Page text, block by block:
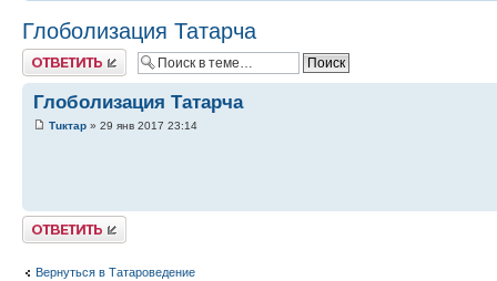
Глоболизация Татарча
Ответить
Глоболизация Татарча
Тuктар » 29 янв 2017 23:14
Ответить
Вернуться в Татароведение